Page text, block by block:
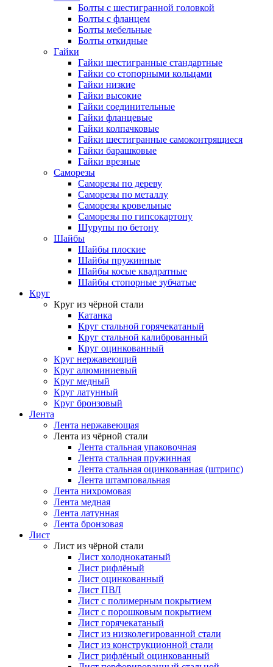
Болты с шестигранной головкой
Болты с фланцем
Болты мебельные
Болты откидные
Гайки
Гайки шестигранные стандартные
Гайки со стопорными кольцами
Гайки низкие
Гайки высокие
Гайки соединительные
Гайки фланцевые
Гайки колпачковые
Гайки шестигранные самоконтрящиеся
Гайки барашковые
Гайки врезные
Саморезы
Саморезы по дереву
Саморезы по металлу
Саморезы кровельные
Саморезы по гипсокартону
Шурупы по бетону
Шайбы
Шайбы плоские
Шайбы пружинные
Шайбы косые квадратные
Шайбы стопорные зубчатые
Круг
Круг из чёрной стали
Катанка
Круг стальной горячекатаный
Круг стальной калиброванный
Круг оцинкованный
Круг нержавеющий
Круг алюминиевый
Круг медный
Круг латунный
Круг бронзовый
Лента
Лента нержавеющая
Лента из чёрной стали
Лента стальная упаковочная
Лента стальная пружинная
Лента стальная оцинкованная (штрипс)
Лента штамповальная
Лента нихромовая
Лента медная
Лента латунная
Лента бронзовая
Лист
Лист из чёрной стали
Лист холоднокатаный
Лист рифлёный
Лист оцинкованный
Лист ПВЛ
Лист с полимерным покрытием
Лист с порошковым покрытием
Лист горячекатаный
Лист из низколегированной стали
Лист из конструкционной стали
Лист рифлёный оцинкованный